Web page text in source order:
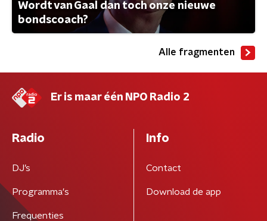
Wordt van Gaal dan toch onze nieuwe
bondscoach?
Alle fragmenten
Er is maar één NPO Radio 2
Radio
DJ’s
Programma's
Frequenties
Info
Contact
Download de app